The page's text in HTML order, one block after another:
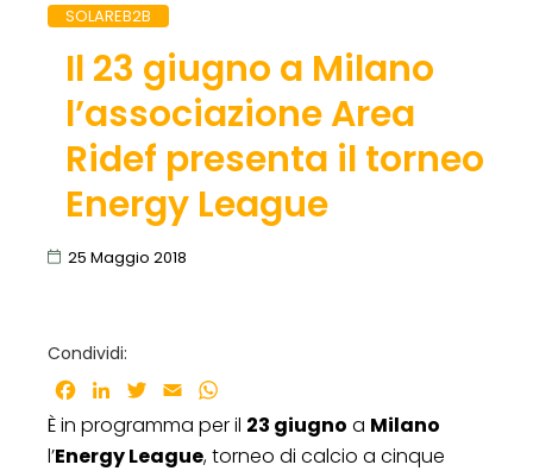
SOLAREB2B
Il 23 giugno a Milano
l’associazione Area
Ridef presenta il torneo
Energy League
25 Maggio 2018
Condividi:
Facebook
LinkedInTwitter
Email
È in programma per il 23 giugno a Milano
l’Energy League, torneo di calcio a cinque